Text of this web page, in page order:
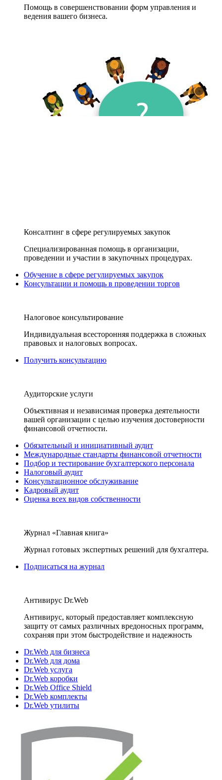
Помощь в совершенствовании форм управления и
ведения вашего бизнеса.
Консалтинг в сфере регулируемых закупок
Специализированная помощь в организации,
проведении и участии в закупочных процедурах.
Обучение в сфере регулируемых закупок
Консультации и помощь в проведении торгов
Налоговое консультирование
Индивидуальная всесторонняя поддержка в сложных
правовых и налоговых вопросах.
Получить консультацию
Аудиторские услуги
Объективная и независимая проверка деятельности
вашей организации с целью изучения достоверности
финансовой отчетности.
Обязательный и инициативный аудит
Международные стандарты финансовой отчетности
Подбор и тестирование бухгалтерского персонала
Налоговый аудит
Консультационное обслуживание
Кадровый аудит
Оценка всех видов собственности
Журнал «Главная книга»
Журнал готовых экспертных решений для бухгалтера.
Подписаться на журнал
Антивирус Dr.Web
Антивирус, который предоставляет комплексную
защиту от самых различных вредоносных программ,
сохраняя при этом быстродействие и надежность
Dr.Web для бизнеса
Dr.Web для дома
Dr.Web услуга
Dr.Web коробки
Dr.Web Office Shield
Dr.Web комплекты
Dr.Web утилиты